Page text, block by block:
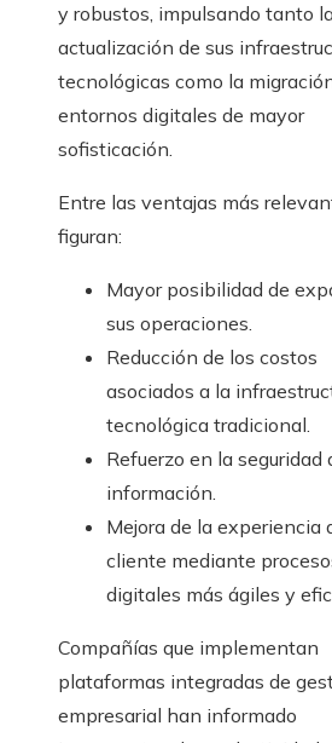
y robustos, impulsando tanto
actualización de sus
tecnológicas como la
entornos digitales de mayor
sofisticación.
Entre las ventajas más
figuran:
Mayor posibilidad de
sus operaciones.
Reducción de los costos
asociados a la
tecnológica tradicional.
Refuerzo en la seguridad
información.
Mejora de la experiencia
cliente mediante
digitales más ágiles y
Compañías que implementan
plataformas integradas de
empresarial han informado